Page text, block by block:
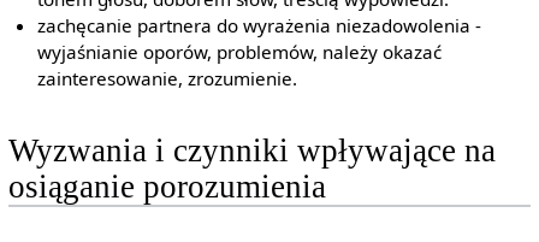
zachęcanie partnera do wyrażenia niezadowolenia -
wyjaśnianie oporów, problemów, należy okazać
zainteresowanie, zrozumienie.
Wyzwania i czynniki wpływające na
osiąganie porozumienia